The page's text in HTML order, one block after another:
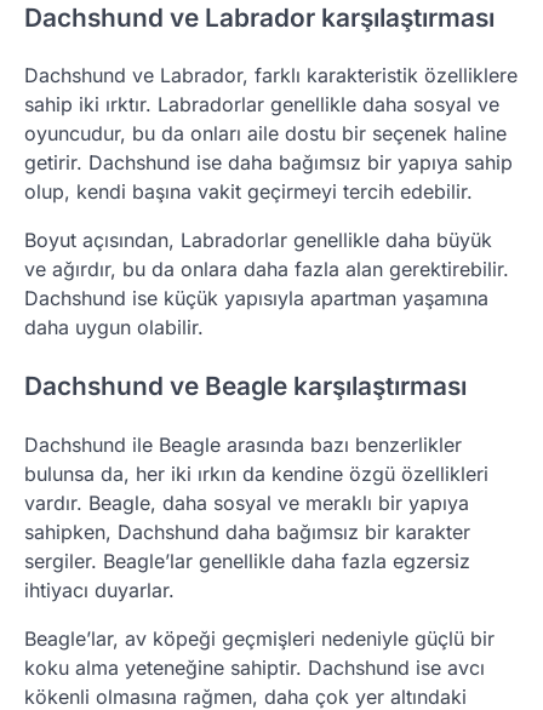
Dachshund ve Labrador karşılaştırması
Dachshund ve Labrador, farklı karakteristik özelliklere
sahip iki ırktır. Labradorlar genellikle daha sosyal ve
oyuncudur, bu da onları aile dostu bir seçenek haline
getirir. Dachshund ise daha bağımsız bir yapıya sahip
olup, kendi başına vakit geçirmeyi tercih edebilir.
Boyut açısından, Labradorlar genellikle daha büyük
ve ağırdır, bu da onlara daha fazla alan gerektirebilir.
Dachshund ise küçük yapısıyla apartman yaşamına
daha uygun olabilir.
Dachshund ve Beagle karşılaştırması
Dachshund ile Beagle arasında bazı benzerlikler
bulunsa da, her iki ırkın da kendine özgü özellikleri
vardır. Beagle, daha sosyal ve meraklı bir yapıya
sahipken, Dachshund daha bağımsız bir karakter
sergiler. Beagle’lar genellikle daha fazla egzersiz
ihtiyacı duyarlar.
Beagle’lar, av köpeği geçmişleri nedeniyle güçlü bir
koku alma yeteneğine sahiptir. Dachshund ise avcı
kökenli olmasına rağmen, daha çok yer altındaki